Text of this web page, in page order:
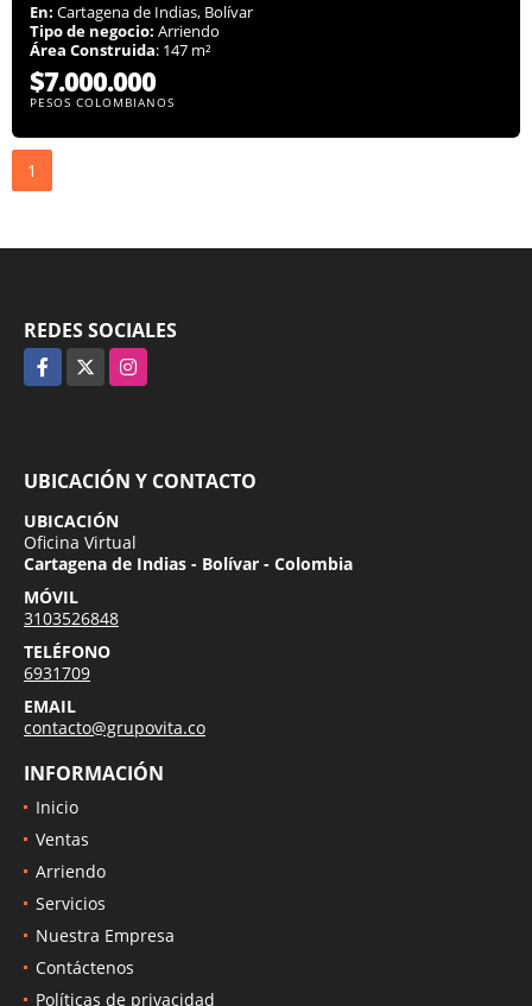
En: Cartagena de Indias, Bolívar
Tipo de negocio: Arriendo
Área Construida: 147 m²
$7.000.000
PESOS COLOMBIANOS
1
REDES SOCIALES
Facebook Instagram
UBICACIÓN Y CONTACTO
UBICACIÓN
Oficina Virtual
Cartagena de Indias - Bolívar - Colombia
MÓVIL
3103526848
TELÉFONO
6931709
EMAIL
contacto@grupovita.co
INFORMACIÓN
Inicio
Ventas
Arriendo
Servicios
Nuestra Empresa
Contáctenos
Políticas de privacidad